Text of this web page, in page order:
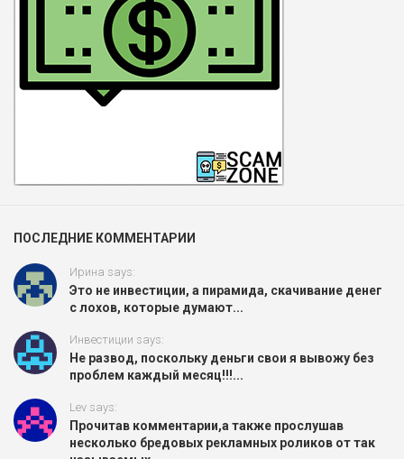
ПОСЛЕДНИЕ КОММЕНТАРИИ
Ирина says:
Это не инвестиции, а пирамида, скачивание денег
с лохов, которые думают...
Инвестиции says:
Не развод, поскольку деньги свои я вывожу без
проблем каждый месяц!!!...
Lev says:
Прочитав комментарии,а также прослушав
несколько бредовых рекламных роликов от так